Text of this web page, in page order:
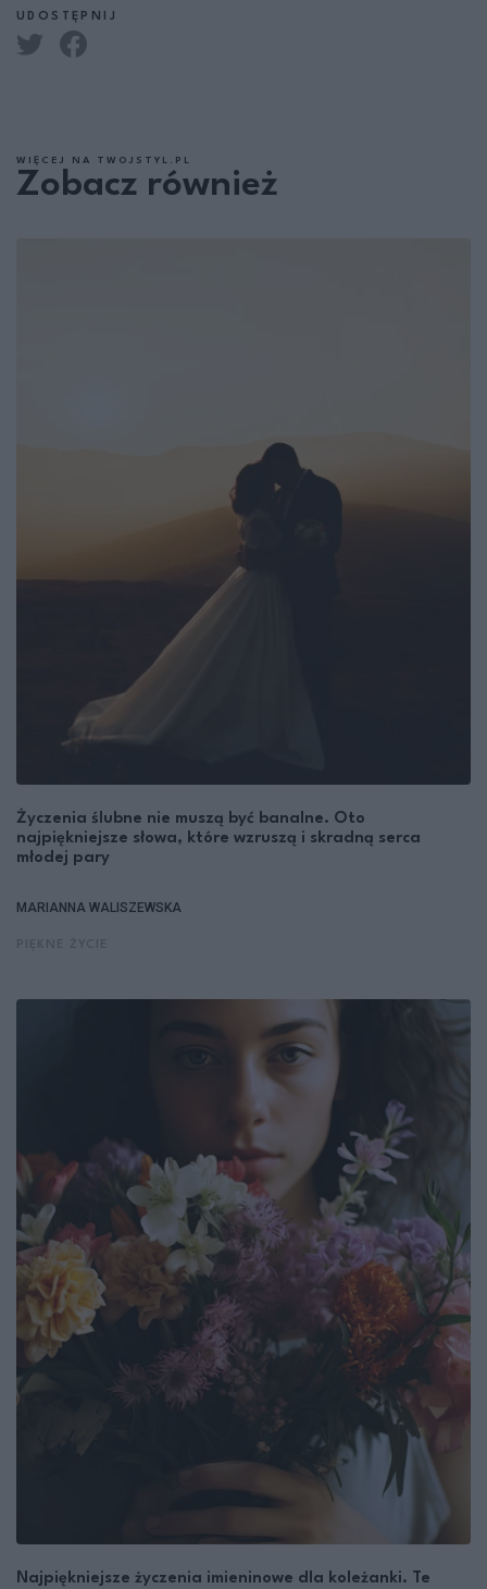
UDOSTĘPNIJ
WIĘCEJ NA TWOJSTYL.PL
Zobacz również
Życzenia ślubne nie muszą być banalne. Oto
najpiękniejsze słowa, które wzruszą i skradną serca
młodej pary
MARIANNA WALISZEWSKA
Najpiękniejsze życzenia imieninowe dla koleżanki. Te